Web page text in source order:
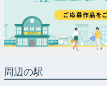
周辺の駅